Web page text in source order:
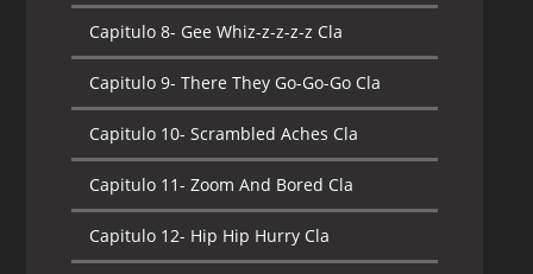
Capitulo 8- Gee Whiz-z-z-z-z Cla
Capitulo 9- There They Go-Go-Go Cla
Capitulo 10- Scrambled Aches Cla
Capitulo 11- Zoom And Bored Cla
Capitulo 12- Hip Hip Hurry Cla